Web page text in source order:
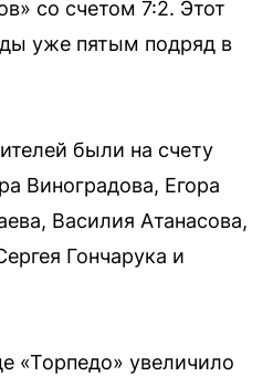
со счетом 7:2. Этот
уже пятым подряд в
были на счету
Виноградова, Егора
Василия Атанасова,
Гончарука и
«Торпедо» увеличило